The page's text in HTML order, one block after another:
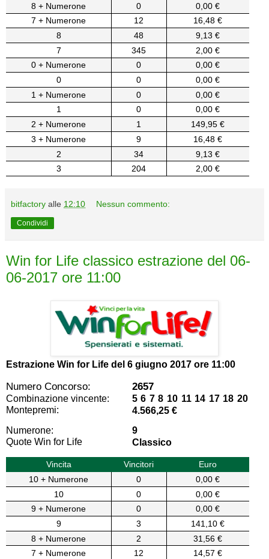
8 + Numerone
0
0,00 €
7 + Numerone
12
16,48 €
8
48
9,13 €
7
345
2,00 €
0 + Numerone
0
0,00 €
0
0
0,00 €
1 + Numerone
0
0,00 €
1
0
0,00 €
2 + Numerone
1
149,95 €
3 + Numerone
9
16,48 €
2
34
9,13 €
3
204 2,00 €
bitfactory alle 12:10 Nessun commento:
Condividi
Win for Life classico estrazione del 06-
06-2017 ore 11:00
Estrazione Win for Life del 6 giugno 2017 ore 11:00
Numero Concorso: 2657
Combinazione vincente:
5 6 7 8 10 11 14 17 18 20
Montepremi:
4.566,25 €
Numerone:
9
Quote Win for Life
Classico
Vincita Vincitori
Euro
10 + Numerone
0
0,00 €
10
0
0,00 €
9 + Numerone
0
0,00 €
9
3
141,10 €
8 + Numerone
2
31,56 €
7 + Numerone
12
14,57 €